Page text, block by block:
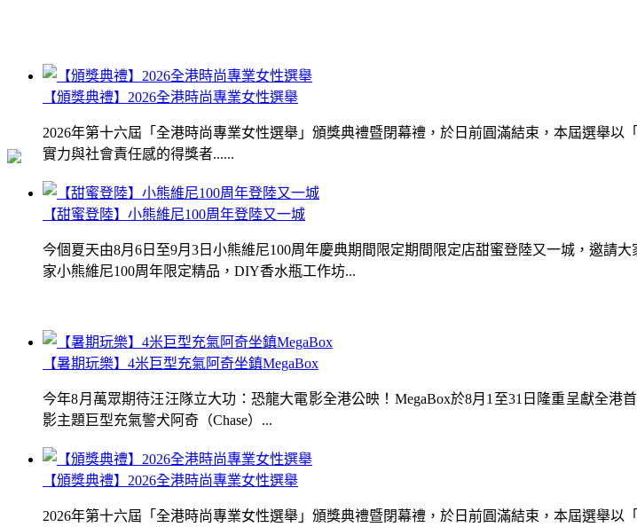
【頒獎典禮】2026全港時尚專業女性選舉
2026年第十六屆「全港時尚專業女性選舉」頒獎典禮暨閉幕禮，於日前圓滿結束，本屆選舉
實力與社會責任感的得獎者......
【暑期玩樂】4米巨型充氣阿奇坐鎮MegaBox
今年8月萬眾期待汪汪隊立大功：恐龍大電影全港公映！MegaBox於8月1至31日隆重呈獻全
影主題巨型充氣警犬阿奇（Chase）...
【甜蜜登陸】小熊維尼100周年登陸又一城
今個夏天由8月6日至9月3日小熊維尼100周年慶典期間限定期間限定店甜蜜登陸又一城，邀請
家小熊維尼100周年限定精品，DIY香水瓶工作坊...
【頒獎典禮】2026全港時尚專業女性選舉
2026年第十六屆「全港時尚專業女性選舉」頒獎典禮暨閉幕禮，於日前圓滿結束，本屆選舉